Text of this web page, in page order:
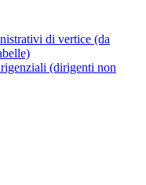
di vertice (da
(dirigenti non